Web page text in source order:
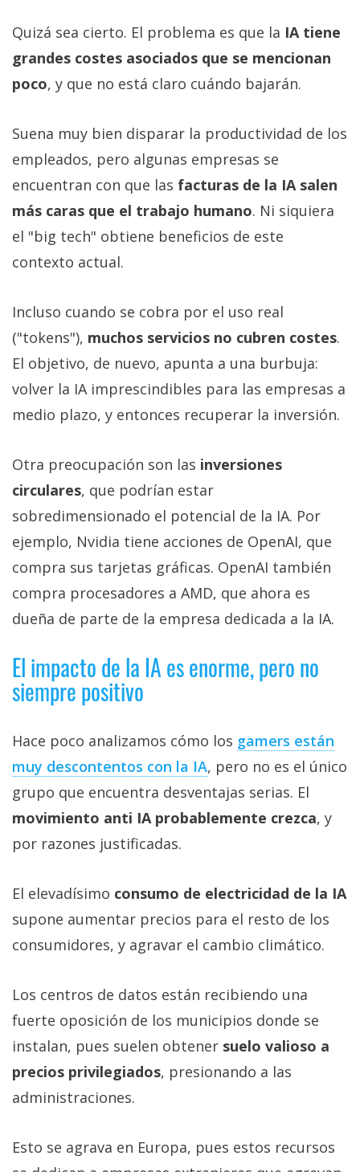
Quizá sea cierto. El problema es que la IA tiene
grandes costes asociados que se mencionan
poco, y que no está claro cuándo bajarán.
Suena muy bien disparar la productividad de los
empleados, pero algunas empresas se
encuentran con que las facturas de la IA salen
más caras que el trabajo humano. Ni siquiera
el "big tech" obtiene beneficios de este
contexto actual.
Incluso cuando se cobra por el uso real
("tokens"), muchos servicios no cubren costes.
El objetivo, de nuevo, apunta a una burbuja:
volver la IA imprescindibles para las empresas a
medio plazo, y entonces recuperar la inversión.
Otra preocupación son las inversiones
circulares, que podrían estar
sobredimensionado el potencial de la IA. Por
ejemplo, Nvidia tiene acciones de OpenAI, que
compra sus tarjetas gráficas. OpenAI también
compra procesadores a AMD, que ahora es
dueña de parte de la empresa dedicada a la IA.
El impacto de la IA es enorme, pero no
siempre positivo
Hace poco analizamos cómo los gamers están
muy descontentos con la IA‎, pero no es el único
grupo que encuentra desventajas serias. El
movimiento anti IA probablemente crezca, y
por razones justificadas.
El elevadísimo consumo de electricidad de la IA
supone aumentar precios para el resto de los
consumidores, y agravar el cambio climático.
Los centros de datos están recibiendo una
fuerte oposición de los municipios donde se
instalan, pues suelen obtener suelo valioso a
precios privilegiados, presionando a las
administraciones.
Esto se agrava en Europa, pues estos recursos